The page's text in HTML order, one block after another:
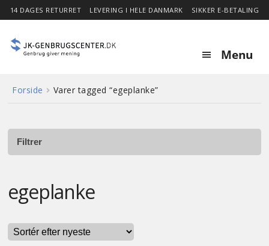
14 DAGES RETURRET LEVERING I HELE DANMARK SIKKER E-BETALING
Menu
Forside
Shop
menu
Nyheder
Forside Varer tagged “egeplanke”
Filtrer
egeplanke